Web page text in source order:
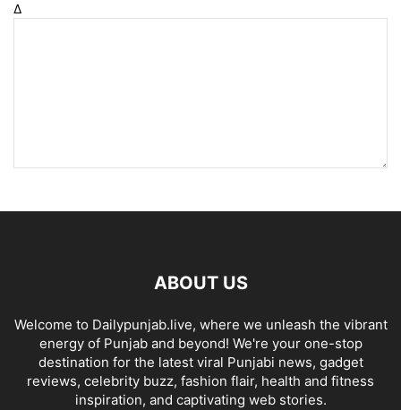
Δ
ABOUT US
Welcome to Dailypunjab.live, where we unleash the vibrant
energy of Punjab and beyond! We're your one-stop
destination for the latest viral Punjabi news, gadget
reviews, celebrity buzz, fashion flair, health and fitness
inspiration, and captivating web stories.